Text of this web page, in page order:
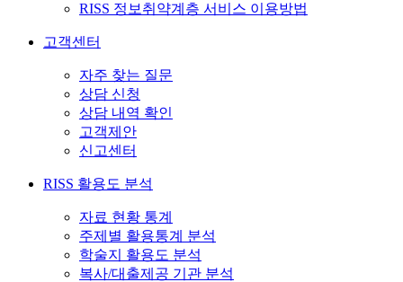
RISS 정보취약계층 서비스 이용방법
고객센터
자주 찾는 질문
상담 신청
상담 내역 확인
고객제안
신고센터
RISS 활용도 분석
자료 현황 통계
주제별 활용통계 분석
학술지 활용도 분석
복사/대출제공 기관 분석